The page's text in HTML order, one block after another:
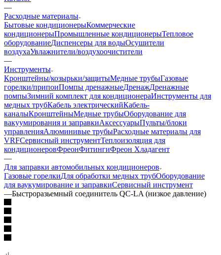
—
Расходные материалы
Бытовые кондиционерыКоммерческие
кондиционерыПромышленные кондиционерыТепловое
оборудованиеДиспенсеры для водыОсушители
воздухаУвлажнители/воздухоочистители
—
Инструменты
Кронштейны/козырьки/защитыМедные трубыГазовые
горелки/припоиПомпы дренажныеДренажДренажные
помпыЗимний комплект для кондиционераИнструменты для
медных трубКабель электрическийКабель-
каналыКронштейныМедные трубыОборудование для
вакуумирования и заправкиАксессуарыПульты/блоки
управленияАлюминивые трубыРасходные материалы для
VRFСервисный инструментТеплоизоляция для
кондиционеровФреонФитингиФреон Хладагент
—
Для заправки автомобильных кондиционеров
Газовые горелкиДля обработки медных трубОборудование
для ваукумирование и заправкиСервисный инструмент
—Быстроразьемный соединитель QC-LA (низкое давление)